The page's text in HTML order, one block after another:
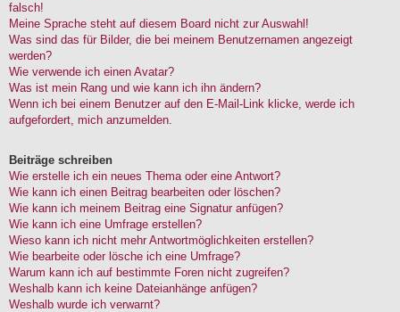
falsch!
Meine Sprache steht auf diesem Board nicht zur Auswahl!
Was sind das für Bilder, die bei meinem Benutzernamen angezeigt
werden?
Wie verwende ich einen Avatar?
Was ist mein Rang und wie kann ich ihn ändern?
Wenn ich bei einem Benutzer auf den E-Mail-Link klicke, werde ich
aufgefordert, mich anzumelden.
Beiträge schreiben
Wie erstelle ich ein neues Thema oder eine Antwort?
Wie kann ich einen Beitrag bearbeiten oder löschen?
Wie kann ich meinem Beitrag eine Signatur anfügen?
Wie kann ich eine Umfrage erstellen?
Wieso kann ich nicht mehr Antwortmöglichkeiten erstellen?
Wie bearbeite oder lösche ich eine Umfrage?
Warum kann ich auf bestimmte Foren nicht zugreifen?
Weshalb kann ich keine Dateianhänge anfügen?
Weshalb wurde ich verwarnt?